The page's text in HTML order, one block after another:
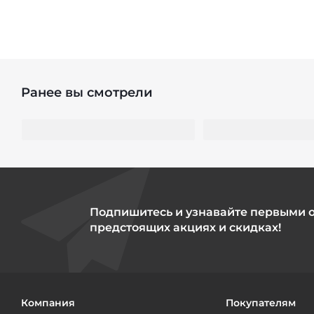
Ранее вы смотрели
Подпишитесь и узнавайте первыми
предстоящих акциях и скидках!
Компания Покупателям